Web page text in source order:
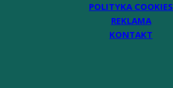
POLITYKA COOKIES
REKLAMA
KONTAKT